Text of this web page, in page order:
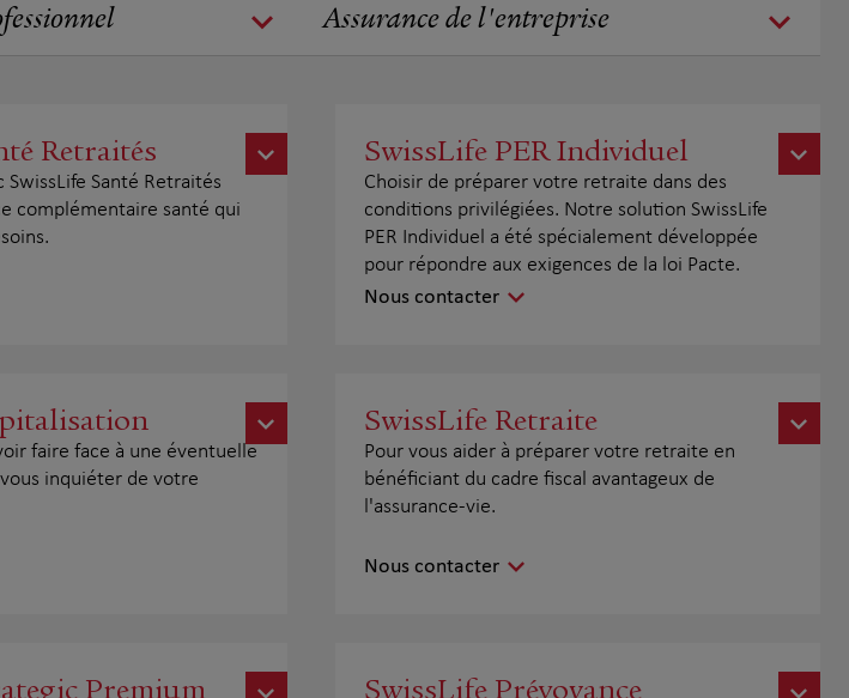
Assurance de l'entreprise
Retraités
Santé Retraités
complémentaire santé qui
SwissLife PER Individuel
Choisir de préparer votre retraite dans des
conditions privilégiées. Notre solution SwissLife
PER Individuel a été spécialement développée
pour répondre aux exigences de la loi Pacte.
Nous contacter
faire face à une éventuelle
inquiéter de votre
SwissLife Retraite
Pour vous aider à préparer votre retraite en
bénéficiant du cadre fiscal avantageux de
l'assurance-vie.
Nous contacter
Premium
SwissLife Prévoyance